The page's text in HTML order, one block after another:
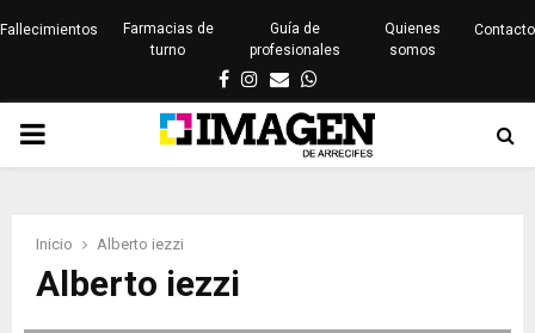
Fallecimientos
Farmacias de
turno
Guía de
profesionales
Quienes
somos
Contacto
Facebook
Instagram
EmailWhatsapp
PRIMARY
Inicio Alberto iezzi
Alberto iezzi